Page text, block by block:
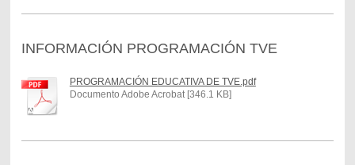
INFORMACIÓN PROGRAMACIÓN TVE
PROGRAMACIÓN EDUCATIVA DE TVE.pdf
Documento Adobe Acrobat [346.1 KB]